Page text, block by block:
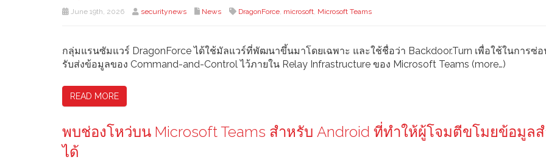
June 19th, 2026 securitynews News DragonForce, microsoft, Microsoft Teams
กลุ่มแรนซัมแวร์ DragonForce ได้ใช้มัลแวร์ที่พัฒนาขึ้นมาโดยเฉพาะ และใช้ชื่อว่า Backdoor.Turn เพื่อใช้ในการซ่อ
รับส่งข้อมูลของ Command-and-Control ไว้ภายใน Relay Infrastructure ของ Microsoft Teams (more…)
READ MORE
พบช่องโหว่บน Microsoft Teams สำหรับ Android ที่ทำให้ผู้โจมตีขโมยข้อมูล
ได้